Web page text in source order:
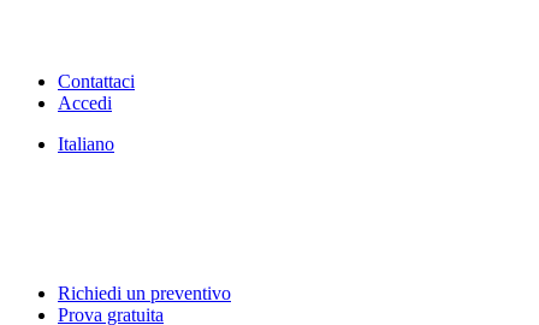
Contattaci
Accedi
Italiano
Richiedi un preventivo
Prova gratuita